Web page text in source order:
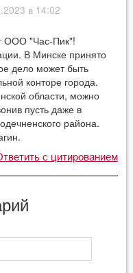
в 14:02
ООО "Час-Пик"!
В Минске принято
дело может быть
конторе города.
области, можно
пусть даже в
района.
с цитированием